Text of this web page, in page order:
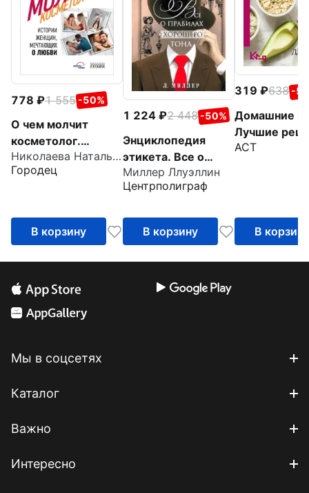
778 1 555 -50%
О чем молчит
косметолог.
Истории женщин,
мечтающих о
Николаева Наталья Николаевна
Городец
В корзину
1 224 2 448 -50%
Энциклопедия
этикета. Все о
правилах хорошего
тона
Миллер Ллуэллин
Центрполиграф
В корзину
319 638 -
Домашние
Лучшие
для лица и
АСТ
В корзину
Мы в соцсетях
Каталог
Важно
Интересно